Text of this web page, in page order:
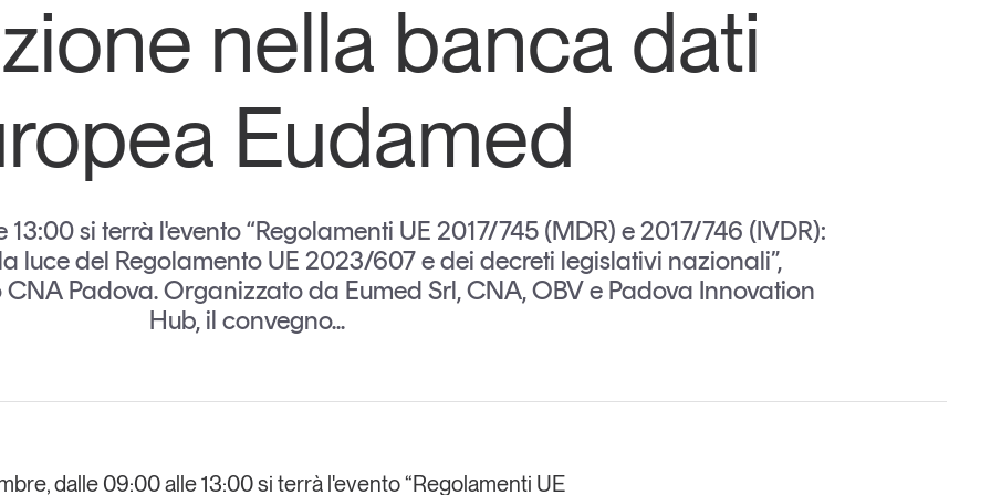
Eventi e formazione
appuntamenti
Contatti
Tendenze2026
Leggi il magazine
e
nella banca dati
Eudamed
si terrà l'evento “Regolamenti UE 2017/745 (MDR) e 2017/746 (IVDR):
luce del Regolamento UE 2023/607 e dei decreti legislativi nazionali”,
Padova. Organizzato da Eumed Srl, CNA, OBV e Padova Innovation
Hub, il convegno...
dalle 09:00 alle 13:00 si terrà l'evento “Regolamenti UE